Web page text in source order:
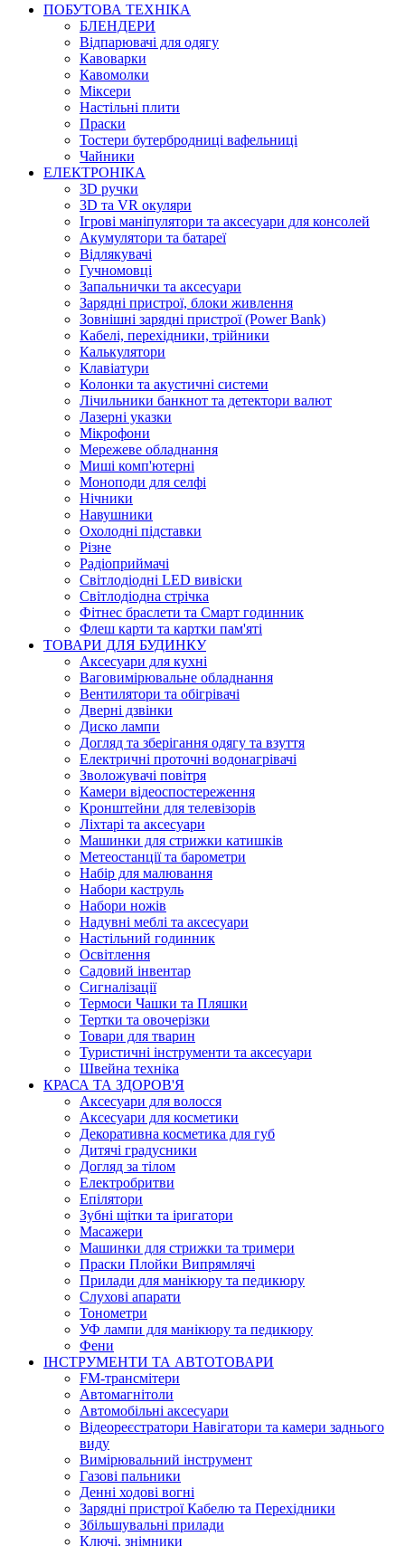
ПОБУТОВА ТЕХНІКА
БЛЕНДЕРИ
Відпарювачі для одягу
Кавоварки
Кавомолки
Міксери
Настільні плити
Праски
Тостери бутербродниці вафельниці
Чайники
ЕЛЕКТРОНІКА
3D ручки
3D та VR окуляри
Ігрові маніпулятори та аксесуари для консолей
Акумулятори та батареї
Відлякувачі
Гучномовці
Запальнички та аксесуари
Зарядні пристрої, блоки живлення
Зовнішні зарядні пристрої (Power Bank)
Кабелі, перехідники, трійники
Калькулятори
Клавіатури
Колонки та акустичні системи
Лічильники банкнот та детектори валют
Лазерні указки
Мікрофони
Мережеве обладнання
Миші комп'ютерні
Моноподи для селфі
Нічники
Навушники
Охолодні підставки
Різне
Радіоприймачі
Світлодіодні LED вивіски
Світлодіодна стрічка
Фітнес браслети та Смарт годинник
Флеш карти та картки пам'яті
ТОВАРИ ДЛЯ БУДИНКУ
Аксесуари для кухні
Ваговимірювальне обладнання
Вентилятори та обігрівачі
Дверні дзвінки
Диско лампи
Догляд та зберігання одягу та взуття
Електричні проточні водонагрівачі
Зволожувачі повітря
Камери відеоспостереження
Кронштейни для телевізорів
Ліхтарі та аксесуари
Машинки для стрижки катишків
Метеостанції та барометри
Набір для малювання
Набори каструль
Набори ножів
Надувні меблі та аксесуари
Настільний годинник
Освітлення
Садовий інвентар
Сигналізації
Термоси Чашки та Пляшки
Тертки та овочерізки
Товари для тварин
Туристичні інструменти та аксесуари
Швейна техніка
КРАСА ТА ЗДОРОВ'Я
Аксесуари для волосся
Аксесуари для косметики
Декоративна косметика для губ
Дитячі градусники
Догляд за тілом
Електробритви
Епілятори
Зубні щітки та іригатори
Масажери
Машинки для стрижки та тримери
Праски Плойки Випрямлячі
Прилади для манікюру та педикюру
Слухові апарати
Тонометри
УФ лампи для манікюру та педикюру
Фени
ІНСТРУМЕНТИ ТА АВТОТОВАРИ
FM-трансмітери
Автомагнітоли
Автомобільні аксесуари
Відеореєстратори Навігатори та камери заднього
виду
Вимірювальний інструмент
Газові пальники
Денні ходові вогні
Зарядні пристрої Кабелю та Перехідники
Збільшувальні прилади
Ключі, знімники